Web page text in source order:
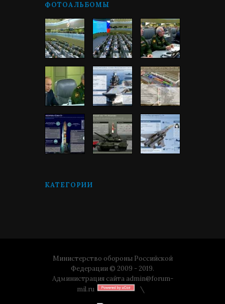
ФОТОАЛЬБОМЫ
КАТЕГОРИИ
Министерство обороны Российской
Федерации © 2009 - 2019.
Администрация сайта admin@forum-
mil.ru